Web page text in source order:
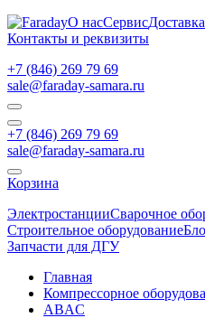
О насСервисДоставка
Контакты и реквизиты
+7 (846) 269 79 69
sale@faraday-samara.ru
+7 (846) 269 79 69
sale@faraday-samara.ru
Корзина
ЭлектростанцииСварочное
Строительное оборудование
Запчасти для ДГУ
Главная
Компрессорное
ABAC